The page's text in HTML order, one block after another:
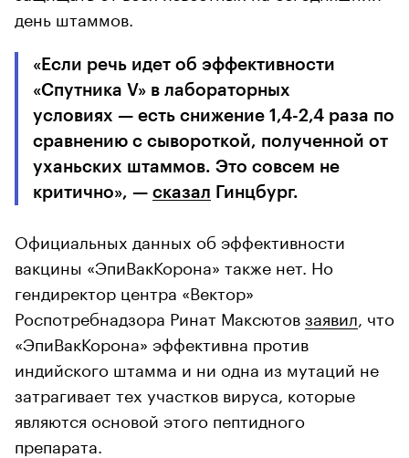
день штаммов.
«Если речь идет об эффективности
«Спутника V» в лабораторных
условиях — есть снижение 1,4-2,4 раза по
сравнению с сывороткой, полученной от
уханьских штаммов. Это совсем не
критично», — сказал Гинцбург.
Официальных данных об эффективности
вакцины «ЭпиВакКорона» также нет. Но
гендиректор центра «Вектор»
Роспотребнадзора Ринат Максютовзаявил , что
«ЭпиВакКорона» эффективна против
индийского штамма и ни одна из мутаций не
затрагивает тех участков вируса, которые
являются основой этого пептидного
препарата.